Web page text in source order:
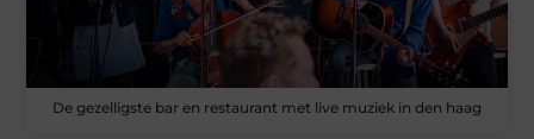
De gezelligste bar en restaurant met live muziek in den haag